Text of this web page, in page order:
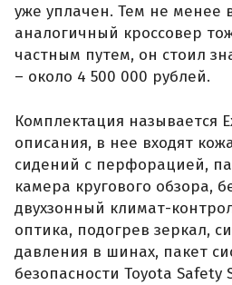
уже уплачен. Тем не менее
аналогичный кроссовер
частным путем, он стоил
– около 4 500 000 рублей.
Комплектация называется
описания, в нее входят
сидений с перфорацией,
камера кругового обзора,
двухзонный климат-
оптика, подогрев зеркал,
давления в шинах, пакет
безопасности Toyota Safety